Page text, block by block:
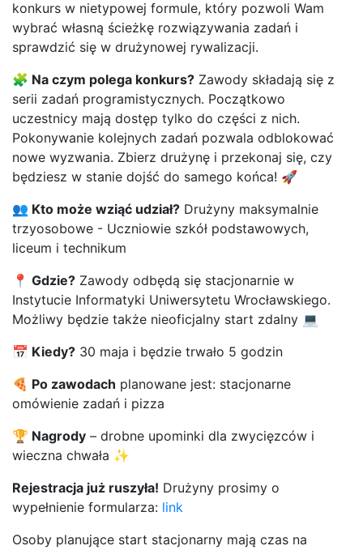
konkurs w nietypowej formule, który pozwoli Wam
wybrać własną ścieżkę rozwiązywania zadań i
sprawdzić się w drużynowej rywalizacji.
🧩 Na czym polega konkurs? Zawody składają się z
serii zadań programistycznych. Początkowo
uczestnicy mają dostęp tylko do części z nich.
Pokonywanie kolejnych zadań pozwala odblokować
nowe wyzwania. Zbierz drużynę i przekonaj się, czy
będziesz w stanie dojść do samego końca! 🚀
👥 Kto może wziąć udział? Drużyny maksymalnie
trzyosobowe - Uczniowie szkół podstawowych,
liceum i technikum
📍 Gdzie? Zawody odbędą się stacjonarnie w
Instytucie Informatyki Uniwersytetu Wrocławskiego.
Możliwy będzie także nieoficjalny start zdalny 💻
📅 Kiedy? 30 maja i będzie trwało 5 godzin
🍕 Po zawodach planowane jest: stacjonarne
omówienie zadań i pizza
🏆 Nagrody – drobne upominki dla zwycięzców i
wieczna chwała ✨
Rejestracja już ruszyła! Drużyny prosimy o
wypełnienie formularza: link
Osoby planujące start stacjonarny mają czas na